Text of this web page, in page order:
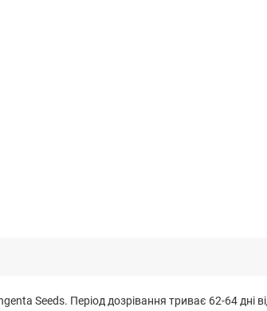
Seeds. Період дозрівання триває 62-64 дні